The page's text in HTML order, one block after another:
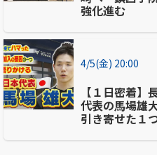
強化進む
4/5(金) 20:00
【１日密着】
代表の馬場雄
引き寄せた１